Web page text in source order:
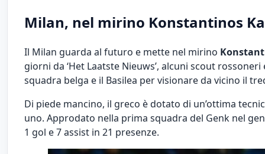
Milan, nel mirino Konstantinos
Il Milan guarda al futuro e mette nel mirino
giorni da ‘Het Laatste Nieuws’, alcuni scout
squadra belga e il Basilea per visionare da vicino il
Di piede mancino, il greco è dotato di un’ottima
uno. Approdato nella prima squadra del Genk nel
1 gol e 7 assist in 21 presenze.